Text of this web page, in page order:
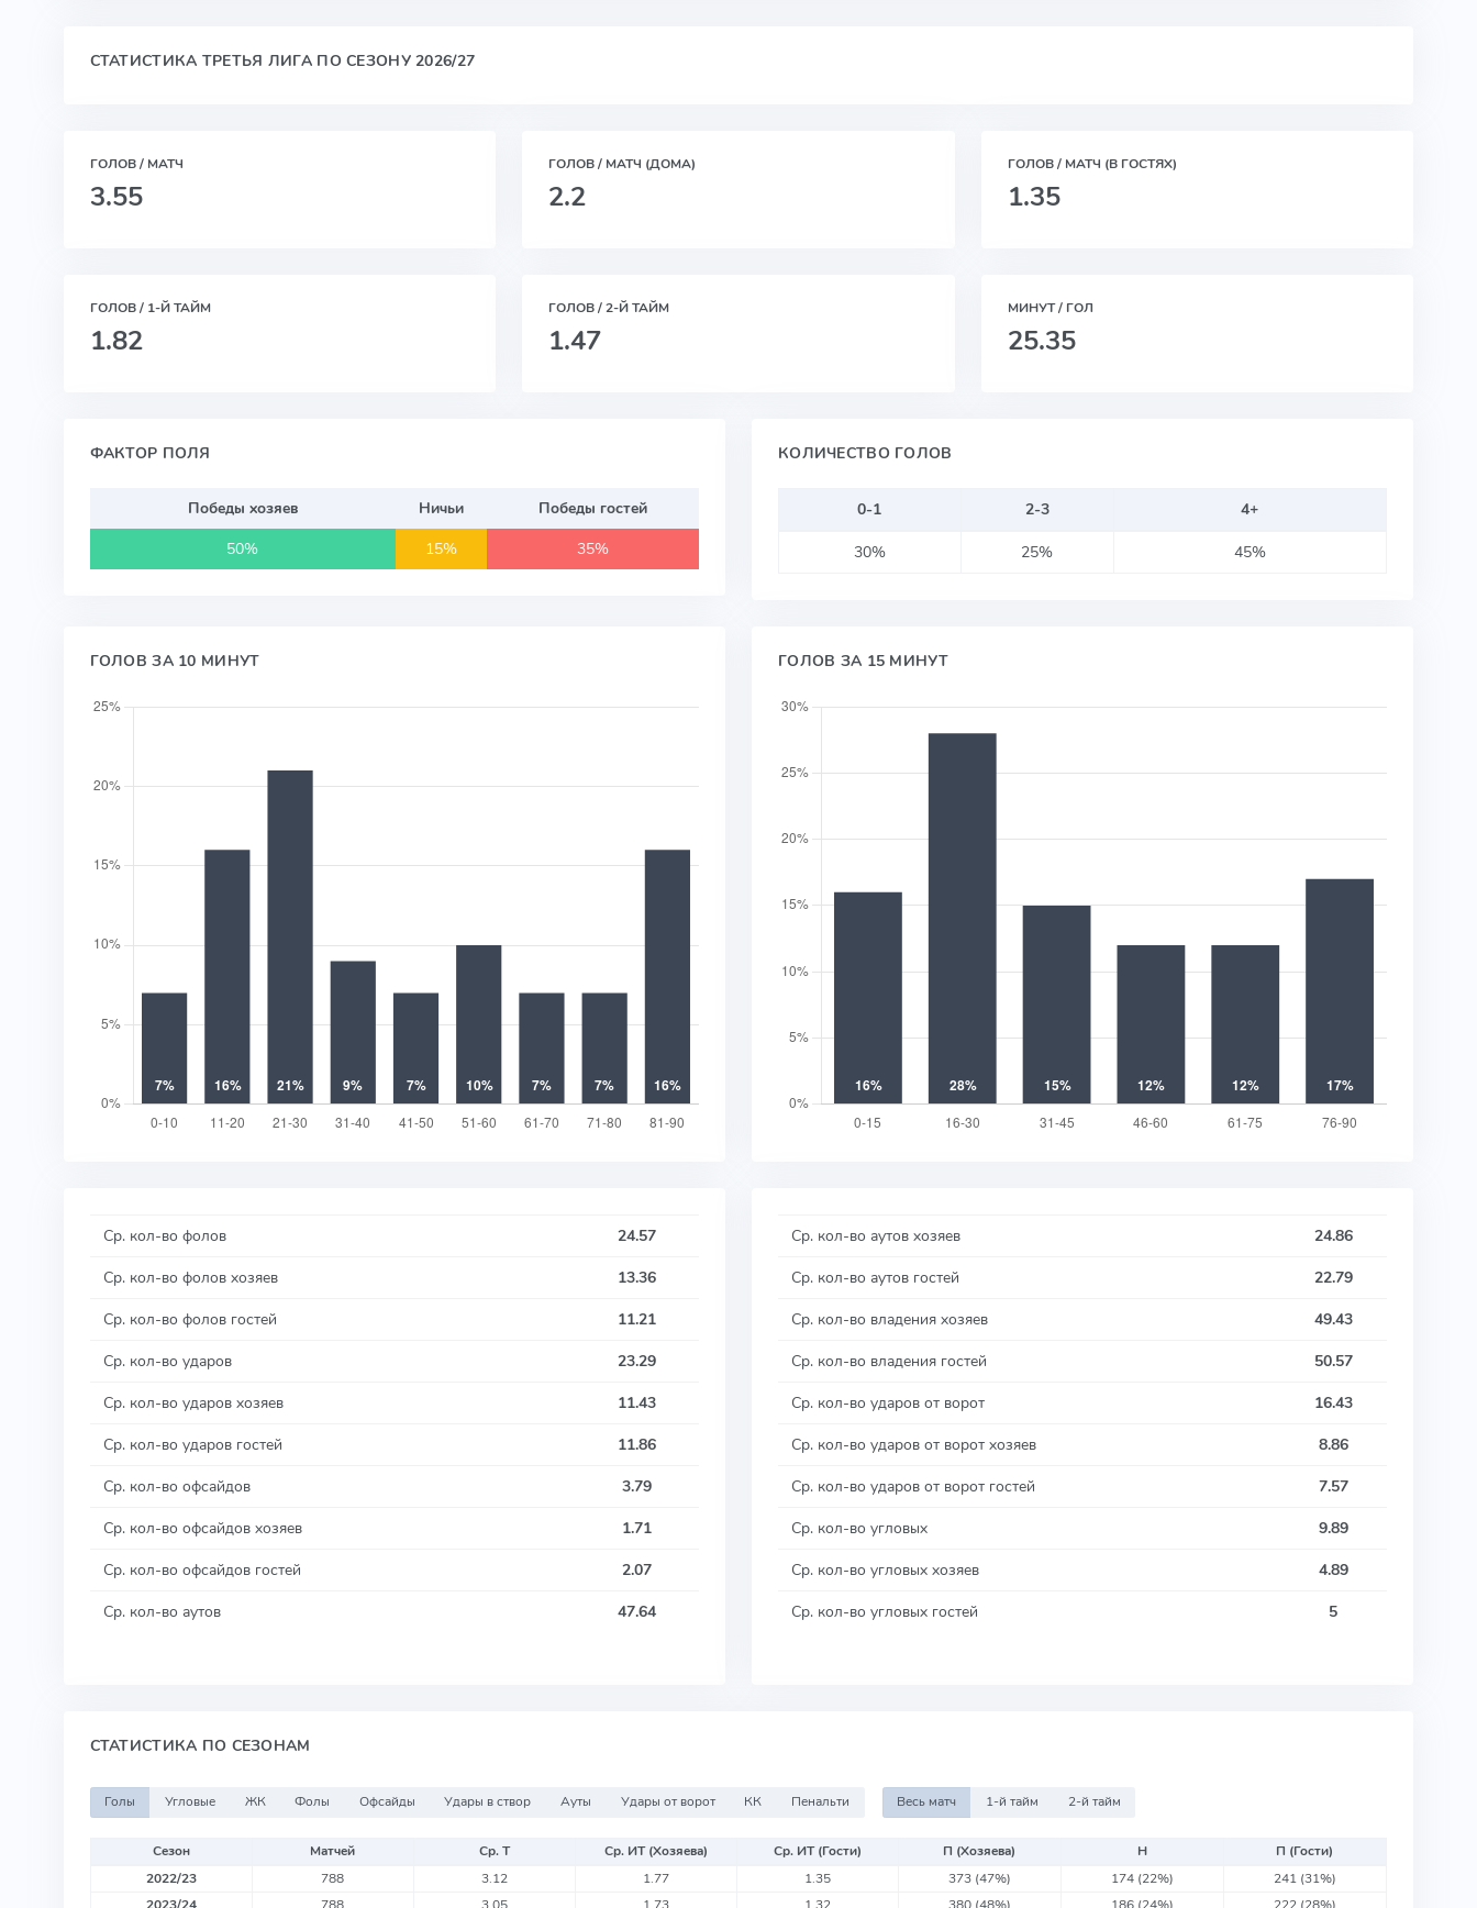
СТАТИСТИКА ТРЕТЬЯ ЛИГА ПО СЕЗОНУ 2026/27
ГОЛОВ / МАТЧ
3.55
ГОЛОВ / МАТЧ (ДОМА)
2.2
ГОЛОВ / МАТЧ (В ГОСТЯХ)
1.35
ГОЛОВ / 1-Й ТАЙМ
1.82
ГОЛОВ / 2-Й ТАЙМ
1.47
МИНУТ / ГОЛ
25.35
ФАКТОР ПОЛЯ
Победы хозяев Ничьи
Победы гостей
50%
15% 35%
КОЛИЧЕСТВО ГОЛОВ
0-1 2-3
4+
30%
25% 45%
ГОЛОВ ЗА 10 МИНУТ ГОЛОВ ЗА 15 МИНУТ
Ср. кол-во фолов
24.57
Ср. кол-во фолов хозяев
13.36
Ср. кол-во фолов гостей
11.21
Ср. кол-во ударов
23.29
Ср. кол-во ударов хозяев
11.43
Ср. кол-во ударов гостей
11.86
Ср. кол-во офсайдов
3.79
Ср. кол-во офсайдов хозяев
1.71
Ср. кол-во офсайдов гостей
2.07
Ср. кол-во аутов
47.64
Ср. кол-во аутов хозяев
24.86
Ср. кол-во аутов гостей
22.79
Ср. кол-во владения хозяев
49.43
Ср. кол-во владения гостей
50.57
Ср. кол-во ударов от ворот
16.43
Ср. кол-во ударов от ворот хозяев
8.86
Ср. кол-во ударов от ворот гостей
7.57
Ср. кол-во угловых
9.89
Ср. кол-во угловых хозяев
4.89
Ср. кол-во угловых гостей
5
СТАТИСТИКА ПО СЕЗОНАМ
Голы Угловые ЖК Фолы Офсайды Удары в створ Ауты Удары от ворот КК Пенальти Весь матч 1-й тайм 2-й тайм
Сезон Матчей Ср. Т Ср. ИТ (Хозяева) Ср. ИТ (Гости) П (Хозяева) Н
П (Гости)
2022/23
788 3.12 1.77 1.35 373 (47%) 174 (22%) 241 (31%)